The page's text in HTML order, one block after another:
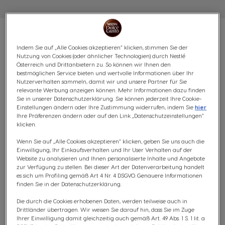
VORTEILSPACK DOLCE
FAMILY - 140 KAPSELN
(0)
Kapsel-Symbol
Erlebe eine wunderbare Auswahl an Getränken mit
unserem exklusiven Dolce Gusto Family Bundle, das auf
die vielfältigen Geschmäcker von Kaffeeliebhabern
Auswahl an Aromen, von einem reichhaltigen und
cremigen Latte Macchiato, kräftigen und intensiven
Indem Sie auf „Alle Cookies akzeptieren“ klicken, stimmen Sie der
Nutzung von Cookies (oder ähnlicher Technologien) durch Nestlé
Österreich und Drittanbietern zu. So können wir Ihnen den
bestmöglichen Service bieten und wertvolle Informationen über Ihr
Nutzerverhalten sammeln, damit wir und unsere Partner für Sie
relevante Werbung anzeigen können. Mehr Informationen dazu finden
Sie in unserer Datenschutzerklärung. Sie können jederzeit Ihre Cookie-
Einstellungen ändern oder Ihre Zustimmung widerrufen, indem Siehier
Ihre Präferenzen ändern oder auf den Link „Datenschutzeinstellungen“
klicken.
Wenn Sie auf „Alle Cookies akzeptieren“ klicken, geben Sie uns auch die
Einwilligung, Ihr Einkaufsverhalten und Ihr User Verhalten auf der
Website zu analysieren und Ihnen personalisierte Inhalte und Angebote
zur Verfügung zu stellen. Bei dieser Art der Datenverarbeitung handelt
es sich um Profiling gemäß Art 4 Nr. 4 DSGVO. Genauere Informationen
finden Sie in der Datenschutzerklärung.
Die durch die Cookies erhobenen Daten, werden teilweise auch in
Drittländer übertragen. Wir weisen Sie darauf hin, dass Sie im Zuge
Ihrer Einwilligung damit gleichzeitig auch gemäß Art. 49 Abs. 1 S. 1 lit. a